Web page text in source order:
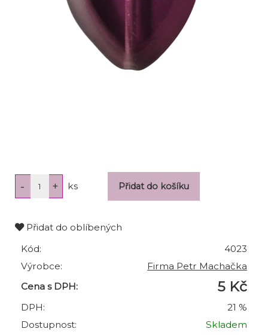
ks
Přidat do oblíbených
Kód:
4023
Výrobce:
Firma Petr Machačka
Cena s DPH:
5 Kč
DPH:
21 %
Dostupnost:
Skladem